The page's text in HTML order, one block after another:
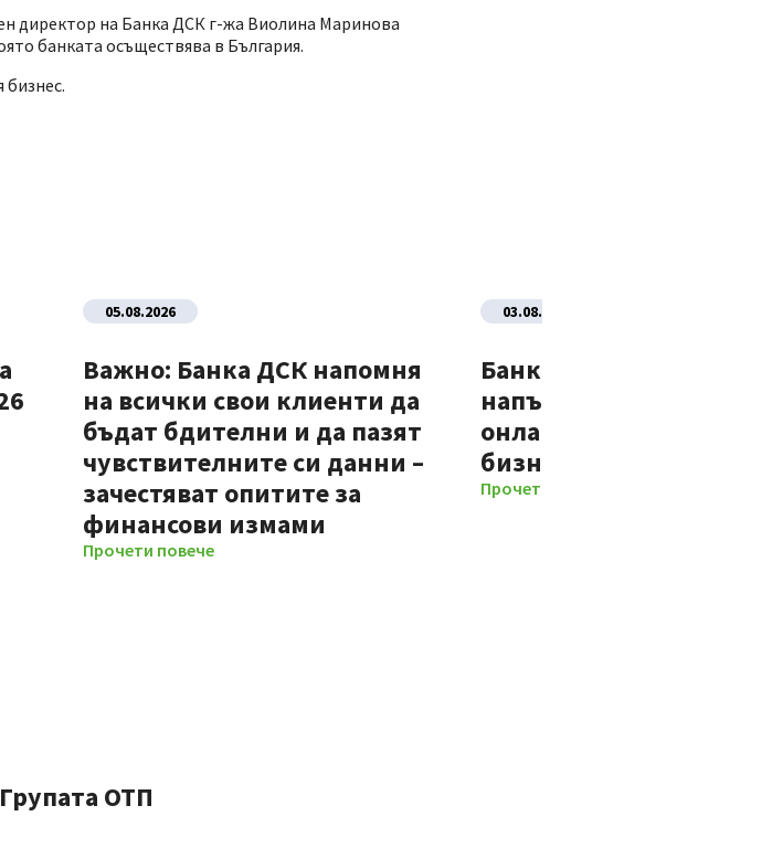
директор на Банка ДСК г-жа Виолина Маринова
банката осъществява в България.
05.08.2026
Важно: Банка ДСК напомня
на всички свои клиенти да
бъдат бдителни и да пазят
чувствителните си данни –
зачестяват опитите за
финансови измами
Прочети повече
03.08.2026
Банка ДСК стартира
напълно
онлайн процес за нови
бизнес клиенти
Прочети повече
ОТП